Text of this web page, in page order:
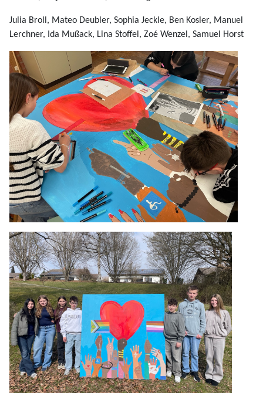
Julia Broll, Mateo Deubler, Sophia Jeckle, Ben Kosler, Manuel
Lerchner, Ida Mußack, Lina Stoffel, Zoé Wenzel, Samuel Horst